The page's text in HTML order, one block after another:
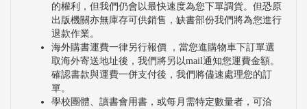
的權利，但我們仍會以最快速度為您下單調貨。但恐原
出版機關亦無庫存可供銷售，缺書部份我們將為您進行
退款作業。
海外購書運費一律另行報價 ，當您進購物車下訂單選
取海外寄送地址後，我們將另以mail通知您運費金額。
確認書款與運費一併支付後，我們將儘速處理您的訂
單。
學校團體、讀書會用書，或每月需特定數量者，可洽